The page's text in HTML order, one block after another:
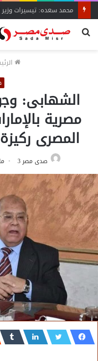
محمد سعده: تيسيرات وزير
بحث
الشهابى:
مصرية
المصرى
صدى مصر 3